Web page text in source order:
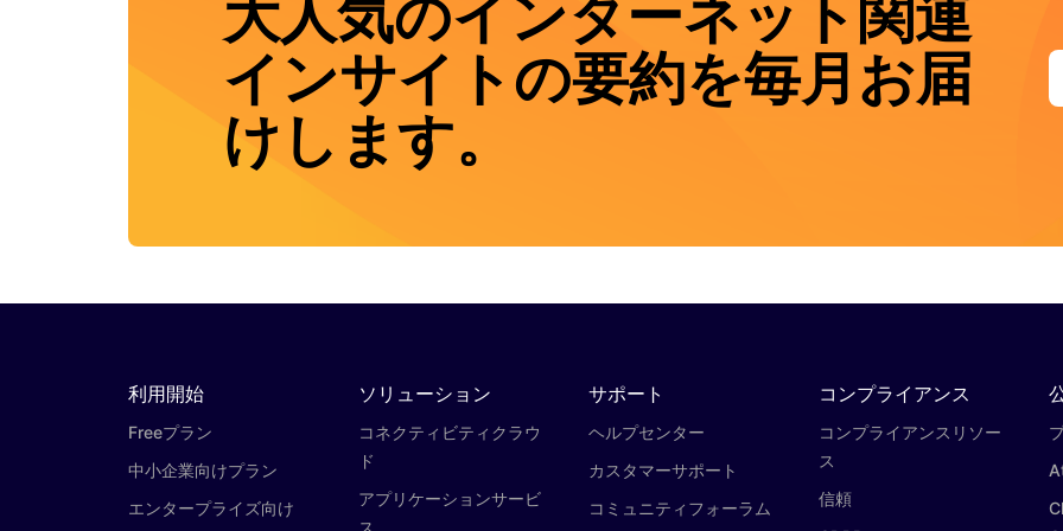
大人気のインターネット関連
インサイトの要約を毎月お届
けします。
利用開始
Freeプラン
中小企業向けプラン
エンタープライズ向け
ソリューション
コネクティビティクラウ
ド
アプリケーションサービ
サポート
ヘルプセンター
カスタマーサポート
コミュニティフォーラム
コンプライアンス
コンプライアンスリソー
ス
信頼